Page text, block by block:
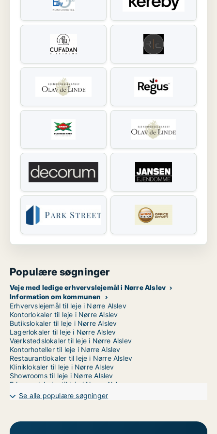
Populære søgninger
Veje med ledige erhvervslejemål i Nørre Alslev
Information om kommunen
Erhvervslejemål til leje i Nørre Alslev
Kontorlokaler til leje i Nørre Alslev
Butikslokaler til leje i Nørre Alslev
Lagerlokaler til leje i Nørre Alslev
Værkstedslokaler til leje i Nørre Alslev
Kontorhoteller til leje i Nørre Alslev
Restaurantlokaler til leje i Nørre Alslev
Kliniklokaler til leje i Nørre Alslev
Showrooms til leje i Nørre Alslev
Erhvervslokaler til leje i Nørre Alslev
Erhvervsgrunde til leje i Nørre Alslev
Garager til leje i Nørre Alslev
Se alle populære søgninger